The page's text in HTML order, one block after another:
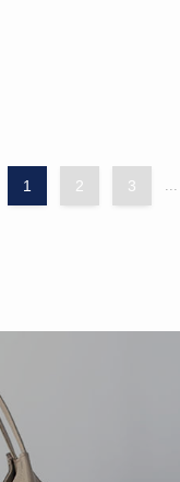
1 2 3